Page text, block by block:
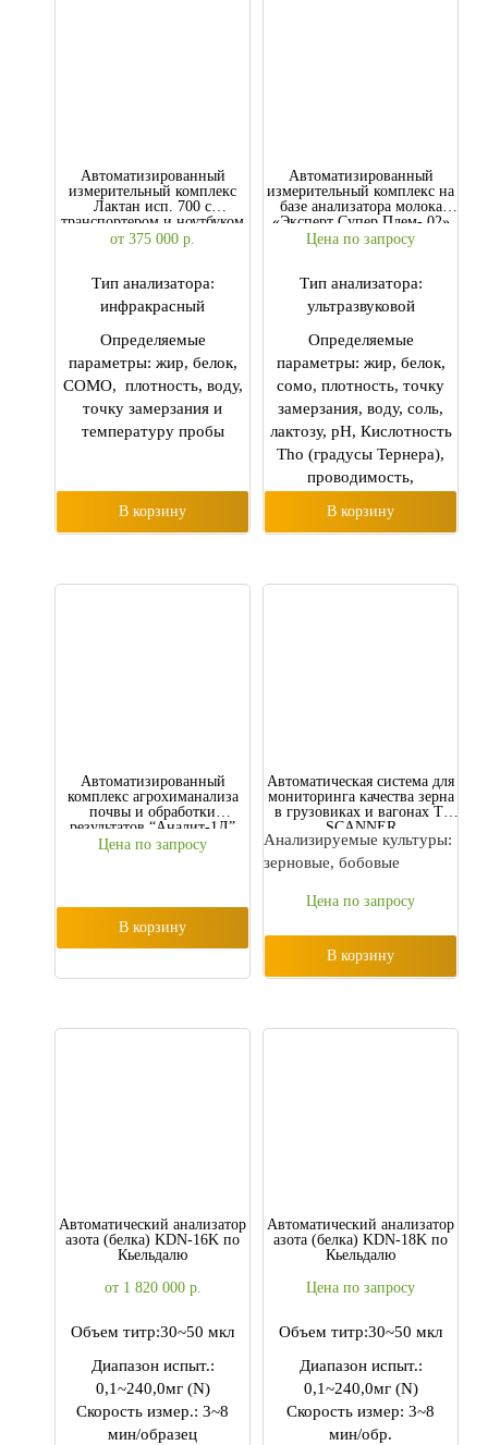
Автоматизированный
измерительный комплекс
Лактан исп. 700 с
транспортером и ноутбуком
от 375 000 р.
Тип анализатора:
инфракрасный
Определяемые
параметры: жир, белок,
СОМО, плотность, воду,
точку замерзания и
температуру пробы
В корзину
Автоматизированный
измерительный комплекс на
базе анализатора молока
«Эксперт Супер Плем- 02»
Цена по запросу
Тип анализатора:
ультразвуковой
Определяемые
параметры: жир, белок,
сомо, плотность, точку
замерзания, воду, соль,
лактозу, рН, Кислотность
Tho (градусы Тернера),
проводимость,
В корзину
Автоматизированный
комплекс агрохиманализа
почвы и обработки
результатов “Аналит-1Л”
Цена по запросу
В корзину
Автоматическая система для
мониторинга качества зерна
в грузовиках и вагонах T-
SCANNER
Анализируемые культуры:
зерновые, бобовые
Цена по запросу
В корзину
Автоматический анализатор
азота (белка) KDN-16K по
Кьельдалю
от 1 820 000 р.
Объем титр:30~50 мкл
Диапазон испыт.:
0,1~240,0мг (N)
Скорость измер.: 3~8
мин/образец
Автоматический анализатор
азота (белка) KDN-18K по
Кьельдалю
Цена по запросу
Объем титр:30~50 мкл
Диапазон испыт.:
0,1~240,0мг (N)
Скорость измер: 3~8
мин/обр.